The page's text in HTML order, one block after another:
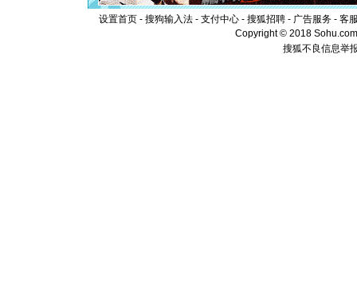
[春节]传
片叶子是
送你一棵
设置首页 - 搜狗输入法 - 支付中心 - 搜狐招聘 - 广告服务 - 客
Copyright © 2018
搜狐不良信息举